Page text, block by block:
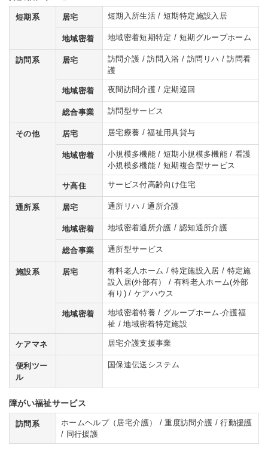
短期系 居宅 短期入所生活 / 短期特定施設入居
地域密着 地域密着短期特定 / 短期グループホーム
訪問系 居宅
訪問介護 / 訪問入浴 / 訪問リハ / 訪問看
護
地域密着 夜間訪問介護 / 定期巡回
総合事業 訪問型サービス
その他 居宅 居宅療養 / 福祉用具貸与
地域密着
小規模多機能 / 短期小規模多機能 / 看護
小規模多機能 / 短期複合型サービス
サ高住 サービス付高齢向け住宅
通所系 居宅 通所リハ / 通所介護
地域密着 地域密着通所介護 / 認知通所介護
総合事業 通所型サービス
施設系 居宅
有料老人ホーム / 特定施設入居 / 特定施
設入居(外部有） / 有料老人ホーム(外部
有り) / ケアハウス
地域密着
地域密着特養 / グループホーム-介護福
祉 / 地域密着特定施設
ケアマネ 居宅介護支援事業
便利ツー
ル
国保連伝送システム
障がい福祉サービス
訪問系
ホームヘルプ（居宅介護） / 重度訪問介護 / 行動援護
/ 同行援護